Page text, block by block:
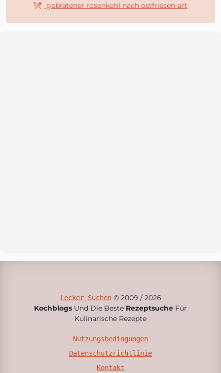
gebratener rosenkohl nach ostfriesen-art
Lecker Suchen© 2009 / 2026
Kochblogs Und Die Beste Rezeptsuche Für
Kulinarische Rezepte
Nutzungsbedingungen
Datenschutzrichtlinie
Kontakt